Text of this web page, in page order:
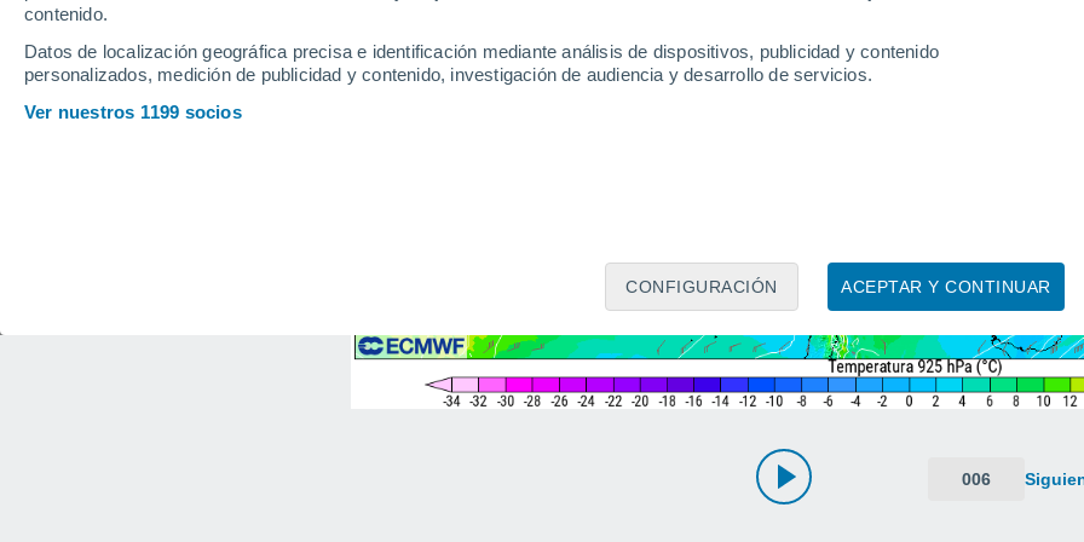
contenido.
Datos de localización geográfica precisa e identificación mediante análisis de dispositivos, publicidad y contenido
personalizados, medición de publicidad y contenido, investigación de audiencia y desarrollo de servicios.
Ver nuestros 1199 socios
ACEPTAR Y CONTINUAR
CONFIGURACIÓN
006